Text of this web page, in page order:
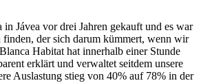
Jávea vor drei Jahren gekauft und es war
finden, der sich darum kümmert, wenn wir
Habitat hat innerhalb einer Stunde
erklärt und verwaltet seitdem unsere
Auslastung stieg von 40% auf 78% in der